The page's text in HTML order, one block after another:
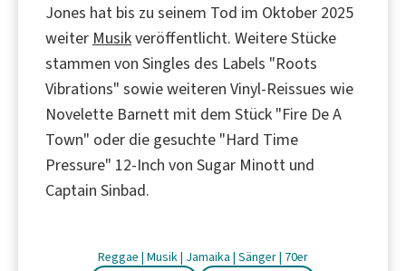
Jones hat bis zu seinem Tod im Oktober 2025
weiter Musikveröffentlicht. Weitere Stücke
stammen von Singles des Labels "Roots
Vibrations" sowie weiteren Vinyl-Reissues wie
Novelette Barnett mit dem Stück "Fire De A
Town" oder die gesuchte "Hard Time
Pressure" 12-Inch von Sugar Minott und
Captain Sinbad.
Reggae | Musik| Jamaika | Sänger| 70er